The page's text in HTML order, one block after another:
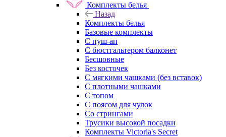
Комплекты белья
Назад
Комплекты белья
Базовые комплекты
С пуш-ап
С бюстгальтером балконет
Бесшовные
Без косточек
С мягкими чашками (без вставок)
С плотными чашками
С топом
С поясом для чулок
Со стрингами
Трусики высокой посадки
Комплекты Victoria's Secret